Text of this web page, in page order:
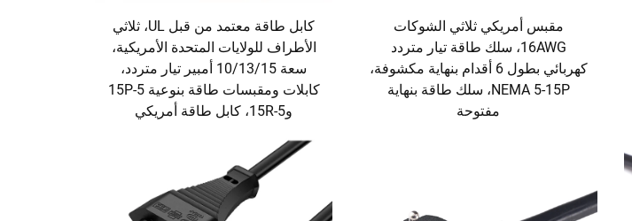
مقبس أمريكي ثلاثي الشوكات
16AWG، سلك طاقة تيار متردد
كهربائي بطول 6 أقدام بنهاية مكشوفة،
NEMA 5-15P، سلك طاقة بنهاية
مفتوحة
كابل طاقة معتمد من قبل UL، ثلاثي
الأطراف للولايات المتحدة الأمريكية،
سعة 10/13/15 أمبير تيار متردد،
كابلات ومقبسات طاقة بنوعية 5-15P
و5-15R، كابل طاقة أمريكي